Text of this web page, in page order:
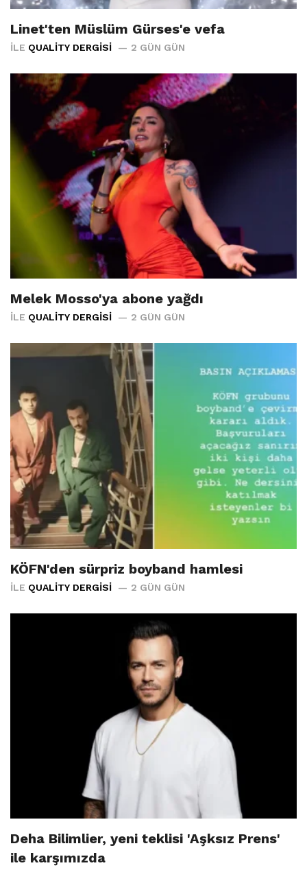
Linet'ten Müslüm Gürses'e vefa
İLE QUALITY DERGISI 2 GÜN GÜN
Melek Mosso'ya abone yağdı
İLE QUALITY DERGISI 2 GÜN GÜN
KÖFN'den sürpriz boyband hamlesi
İLE QUALITY DERGISI 2 GÜN GÜN
Deha Bilimlier, yeni teklisi 'Aşksız Prens'
ile karşımızda